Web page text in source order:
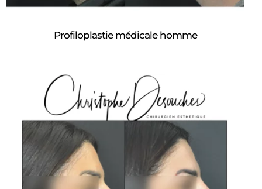
Profiloplastie médicale homme